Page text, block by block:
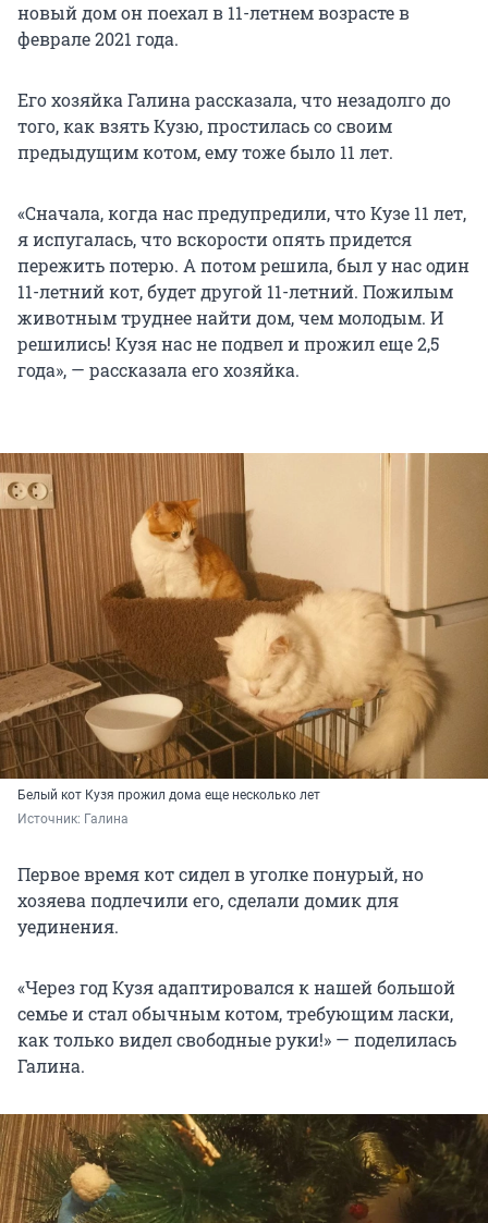
новый дом он поехал в 11-летнем возрасте в
феврале 2021 года.
Его хозяйка Галина рассказала, что незадолго до
того, как взять Кузю, простилась со своим
предыдущим котом, ему тоже было 11 лет.
«Сначала, когда нас предупредили, что Кузе 11 лет,
я испугалась, что вскорости опять придется
пережить потерю. А потом решила, был у нас один
11-летний кот, будет другой 11-летний. Пожилым
животным труднее найти дом, чем молодым. И
решились! Кузя нас не подвел и прожил еще 2,5
года», — рассказала его хозяйка.
Белый кот Кузя прожил дома еще несколько лет
Источник: Галина
Первое время кот сидел в уголке понурый, но
хозяева подлечили его, сделали домик для
уединения.
«Через год Кузя адаптировался к нашей большой
семье и стал обычным котом, требующим ласки,
как только видел свободные руки!» — поделилась
Галина.